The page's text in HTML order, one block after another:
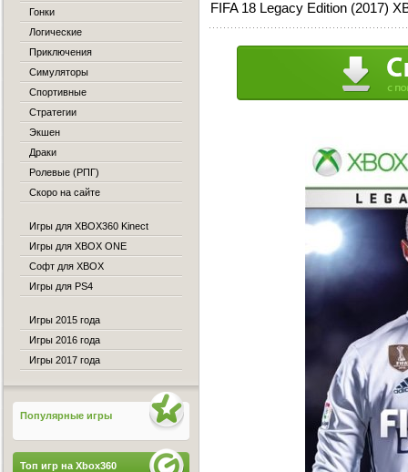
FIFA 18 Legacy Edition (2017)
Гонки
Логические
Приключения
Симуляторы
Спортивные
Стратегии
Экшен
Драки
Ролевые (РПГ)
Скоро на сайте
Игры для XBOX360 Kinect
Игры для XBOX ONE
Софт для XBOX
Игры для PS4
Игры 2015 года
Игры 2016 года
Игры 2017 года
Популярные игры
Топ игр на Xbox360